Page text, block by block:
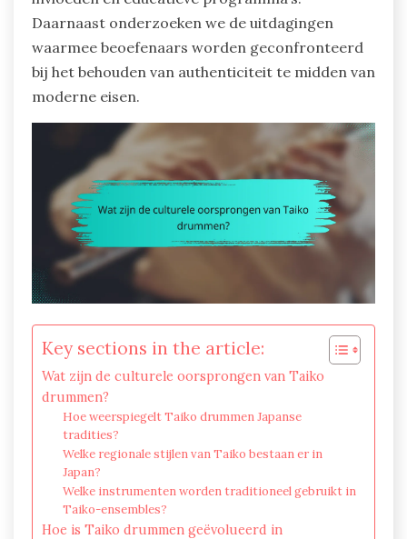
Daarnaast onderzoeken we de uitdagingen
waarmee beoefenaars worden geconfronteerd
bij het behouden van authenticiteit te midden van
moderne eisen.
Key sections in the article:
Wat zijn de culturele oorsprongen van Taiko
drummen?
Hoe weerspiegelt Taiko drummen Japanse
tradities?
Welke regionale stijlen van Taiko bestaan er in
Japan?
Welke instrumenten worden traditioneel gebruikt in
Taiko-ensembles?
Hoe is Taiko drummen geëvolueerd in